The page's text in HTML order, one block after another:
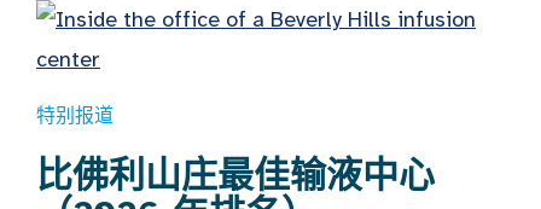
特别报道
比佛利山庄最佳输液中心